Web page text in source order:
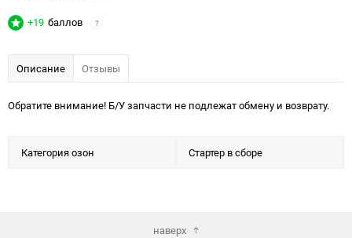
+19 баллов ?
Описание Отзывы
Обратите внимание! Б/У запчасти не подлежат обмену и возврату.
Категория озон Стартер в сборе
наверх